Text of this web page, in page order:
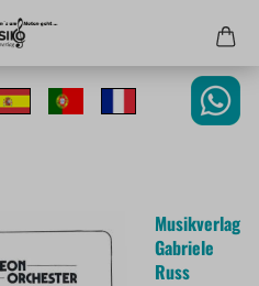
Musikverlag
Gabriele
Russ